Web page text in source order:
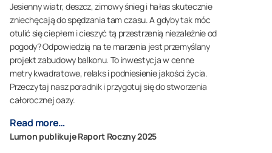
Jesienny wiatr, deszcz, zimowy śnieg i hałas skutecznie
zniechęcają do spędzania tam czasu. A gdyby tak móc
otulić się ciepłem i cieszyć tą przestrzenią niezależnie od
pogody? Odpowiedzią na te marzenia jest przemyślany
projekt zabudowy balkonu. To inwestycja w cenne
metry kwadratowe, relaks i podniesienie jakości życia.
Przeczytaj nasz poradnik i przygotuj się do stworzenia
całorocznej oazy.
Read more…
Lumon publikuje Raport Roczny 2025